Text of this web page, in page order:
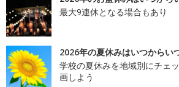
最大9連休となる場合もあり
2026年の夏休みはいつからい
学校の夏休みを地域別にチェ
画しよう